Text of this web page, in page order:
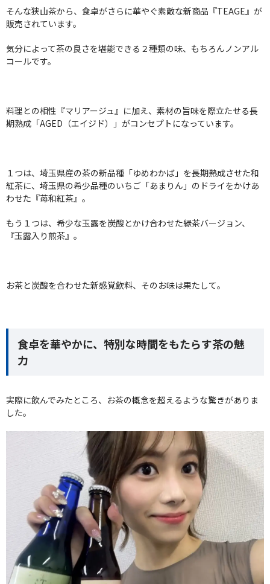
そんな狭山茶から、食卓がさらに華やぐ素敵な新商品『TEAGE』が
販売されています。
気分によって茶の良さを堪能できる２種類の味、もちろんノンアル
コールです。
料理との相性『マリアージュ』に加え、素材の旨味を際立たせる長
期熟成「AGED（エイジド）」がコンセプトになっています。
１つは、埼玉県産の茶の新品種「ゆめわかば」を長期熟成させた和
紅茶に、埼玉県の希少品種のいちご「あまりん」のドライをかけあ
わせた『苺和紅茶』。
もう１つは、希少な玉露を炭酸とかけ合わせた緑茶バージョン、
『玉露入り煎茶』。
お茶と炭酸を合わせた新感覚飲料、そのお味は果たして。
食卓を華やかに、特別な時間をもたらす茶の魅
力
実際に飲んでみたところ、お茶の概念を超えるような驚きがありま
した。